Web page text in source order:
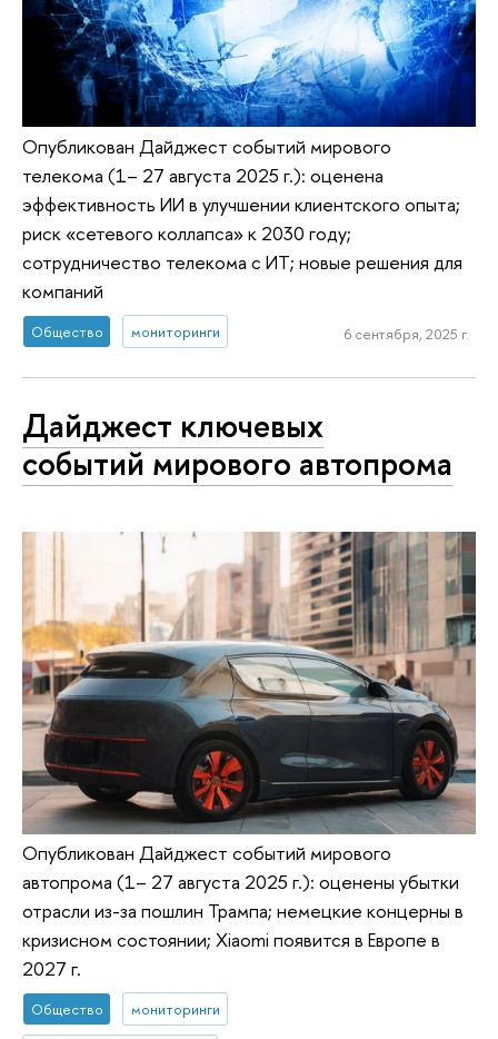
Опубликован Дайджест событий мирового
телекома (1– 27 августа 2025 г.): оценена
эффективность ИИ в улучшении клиентского опыта;
риск «сетевого коллапса» к 2030 году;
сотрудничество телекома с ИТ; новые решения для
компаний
Общество мониторинги 6 сентября, 2025 г.
Дайджест ключевых
событий мирового автопрома
Опубликован Дайджест событий мирового
автопрома (1– 27 августа 2025 г.): оценены убытки
отрасли из-за пошлин Трампа; немецкие концерны в
кризисном состоянии; Xiaomi появится в Европе в
2027 г.
Общество мониторинги